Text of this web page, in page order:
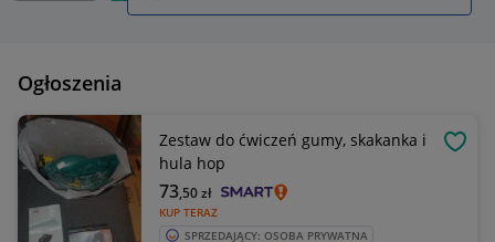
Ogłoszenia
Zestaw do ćwiczeń gumy, skakanka i
hula hop
KUP TERAZ
73,50zł
SPRZEDAJĄCY: OSOBA PRYWATNA